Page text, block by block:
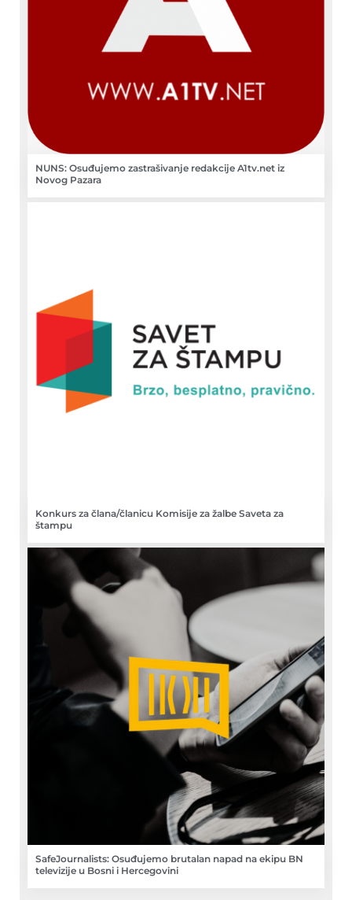
NUNS: Osuđujemo zastrašivanje redakcije A1tv.net iz
Novog Pazara
Konkurs za člana/članicu Komisije za žalbe Saveta za
štampu
SafeJournalists: Osuđujemo brutalan napad na ekipu BN
televizije u Bosni i Hercegovini